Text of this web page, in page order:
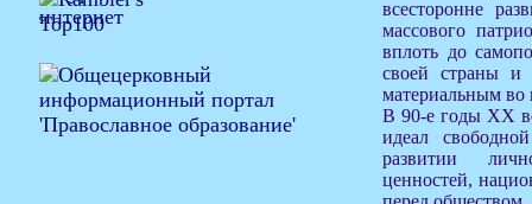
всесторонне
массового
вплоть до
своей страны и
материальным во
В 90-е годы ХХ
идеал
развитии
ценностей,